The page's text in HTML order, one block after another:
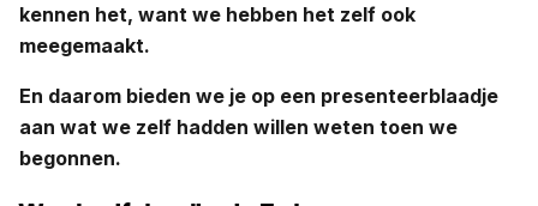
kennen het, want we hebben het zelf ook
meegemaakt.
En daarom bieden we je op een presenteerblaadje
aan wat we zelf hadden willen weten toen we
begonnen.